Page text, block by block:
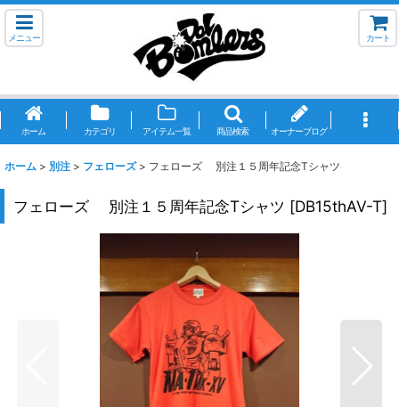
メニュー カート
ホーム カテゴリ アイテム一覧 商品検索 オーナーブログ
ホーム > 別注 > フェローズ > フェローズ 別注１５周年記念Tシャツ
フェローズ 別注１５周年記念Tシャツ [DB15thAV-T]